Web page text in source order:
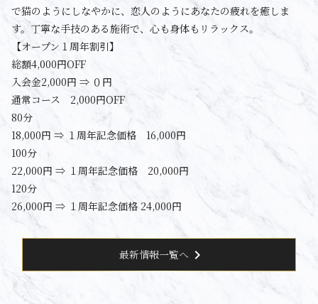
で猫のようにしなやかに、恋人のようにあなたの疲れを癒しま
す。丁寧な手技のある施術で、心も身体もリラックス。
【オープン１周年割引】
総額4,000円OFF
入会金2,000円 ⇒ ０円
通常コース 2,000円OFF
80分
18,000円 ⇒ １周年記念価格 16,000円
100分
22,000円 ⇒ １周年記念価格 20,000円
120分
26,000円 ⇒ １周年記念価格 24,000円
最新情報一覧へ chevron_right